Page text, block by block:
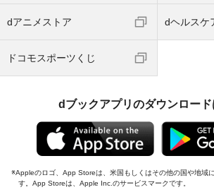
dアニメストア dヘルスケ
ドコモスポーツくじ
dブックアプリのダウンロード
Appleのロゴ、App Storeは、米国もしくはその他の国や地域
す。App Storeは、Apple Inc.のサービスマークです。